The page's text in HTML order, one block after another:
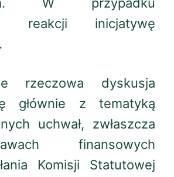
reakcji inicjatywę
rzeczowa dyskusja
głównie z tematyką
uchwał, zwłaszcza
finansowych
Komisji Statutowej